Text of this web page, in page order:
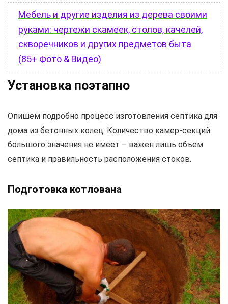
Мебель и другие изделия из дерева своими
руками: чертежи скамеек, столов, качелей,
скворечников и других предметов быта
(85+ Фото & Видео)
Установка поэтапно
Опишем подробно процесс изготовления септика для
дома из бетонных колец. Количество камер-секций
большого значения не имеет – важен лишь объем
септика и правильность расположения стоков.
Подготовка котлована